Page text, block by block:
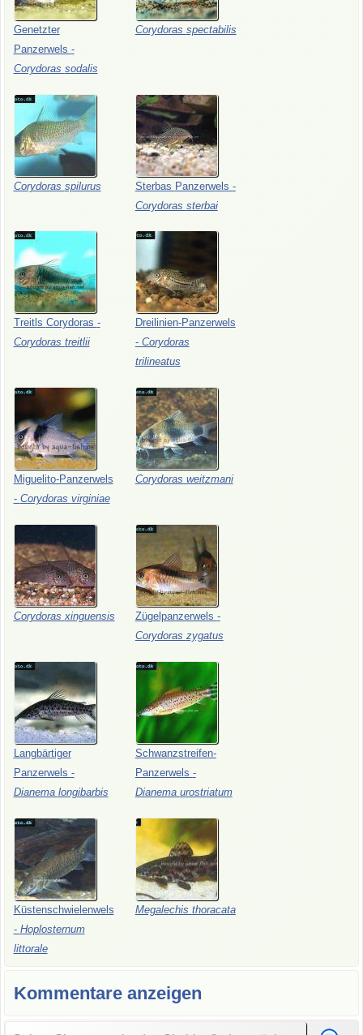
Genetzter
Panzerwels -
Corydoras sodalis
Corydoras spectabilis
Corydoras spilurus Sterbas Panzerwels -
Corydoras sterbai
Treitls Corydoras -
Corydoras treitlii
Dreilinien-Panzerwels
- Corydoras
trilineatus
Miguelito-Panzerwels
- Corydoras virginiae
Corydoras weitzmani
Corydorasxinguensis Zügelpanzerwels -
Corydoras zygatus
Langbärtiger
Panzerwels -
Dianema longibarbis
Schwanzstreifen-
Panzerwels -
Dianema urostriatum
Küstenschwielenwels
- Hoplosternum
littorale
Megalechis thoracata
Kommentare anzeigen